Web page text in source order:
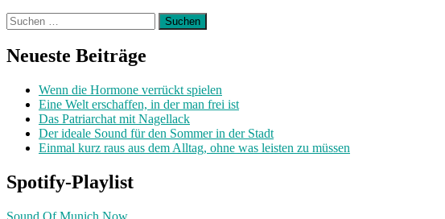
Suchen
nach:
Neueste Beiträge
Wenn die Hormone verrückt spielen
Eine Welt erschaffen, in der man frei ist
Das Patriarchat mit Nagellack
Der ideale Sound für den Sommer in der Stadt
Einmal kurz raus aus dem Alltag, ohne was leisten zu müssen
Spotify-Playlist